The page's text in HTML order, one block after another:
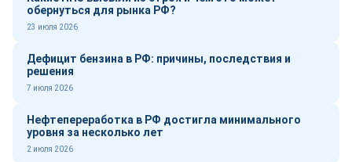
обернуться для рынка РФ?
23 июля 2026
Дефицит бензина в РФ: причины, последствия и
решения
7 июля 2026
Нефтепереработка в РФ достигла минимального
уровня за несколько лет
2 июля 2026